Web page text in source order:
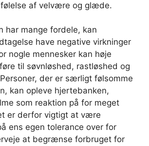
af velvære og glæde.
har mange fordele, kan
have negative virkninger
nogle mennesker kan høje
til søvnløshed, rastløshed og
der er særligt følsomme
kan opleve hjertebanken,
som reaktion på for meget
er derfor vigtigt at være
ens egen tolerance over for
at begrænse forbruget for